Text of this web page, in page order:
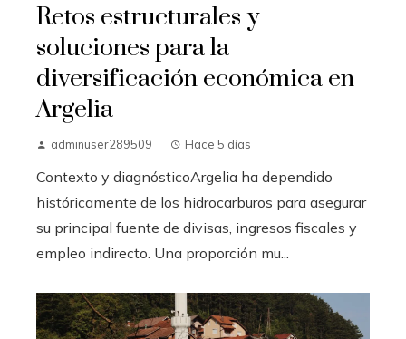
Retos estructurales y
soluciones para la
diversificación económica en
Argelia
adminuser289509 Hace 5 días
Contexto y diagnósticoArgelia ha dependido
históricamente de los hidrocarburos para asegurar
su principal fuente de divisas, ingresos fiscales y
empleo indirecto. Una proporción mu...